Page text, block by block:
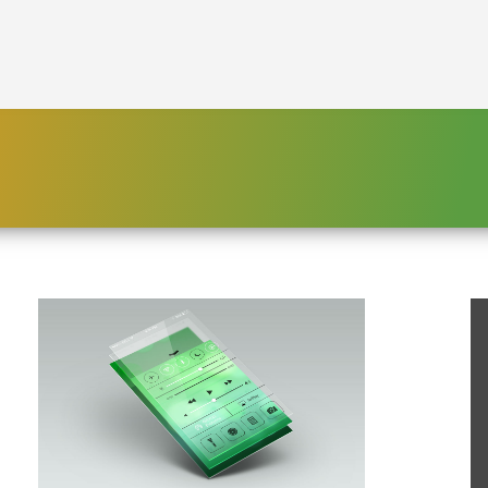
HumanECard®
FAIR TAX PLAN
BLOG